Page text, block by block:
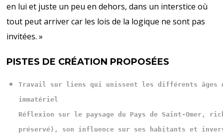
en lui et juste un peu en dehors, dans un interstice où
tout peut arriver car les lois de la logique ne sont pas
invitées. »
PISTES DE CRÉATION PROPOSÉES
Travail sur liens qui unissent les différents
Réflexion sur le paysage du Pays de Saint-
préservé), son influence sur ses habitants et